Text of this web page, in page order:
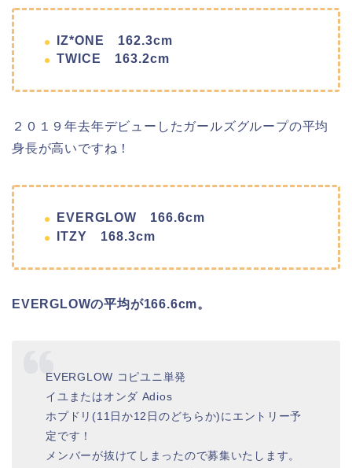
IZ*ONE 162.3cm
TWICE 163.2cm
２０１９年去年デビューしたガールズグループの平均
身長が高いですね！
EVERGLOW 166.6cm
ITZY 168.3cm
EVERGLOWの平均が166.6cm。
EVERGLOW コピユニ単発
イユまたはオンダ Adios
ホプドリ(11日か12日のどちらか)にエントリー予
定です！
メンバーが抜けてしまったので募集いたします。